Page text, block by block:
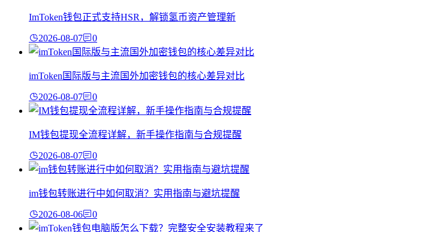
ImToken钱包正式支持HSR，解锁氢币资产管理新
2026-08-07 0
imToken国际版与主流国外加密钱包的核心差异对比
2026-08-07 0
IM钱包提现全流程详解，新手操作指南与合规提醒
2026-08-07 0
im钱包转账进行中如何取消？实用指南与避坑提醒
2026-08-06 0